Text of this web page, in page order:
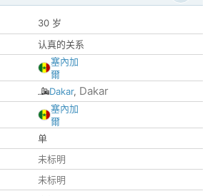
30 岁
认真的关系
塞內加
爾
Dakar, Dakar
塞內加
爾
单
未标明
未标明